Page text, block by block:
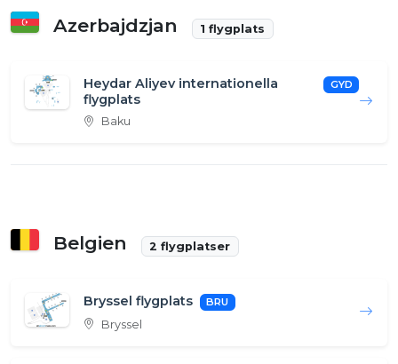
Azerbajdzjan 1 flygplats
Heydar Aliyev internationella
flygplats
GYD
Baku
Belgien 2 flygplatser
Bryssel flygplats BRU
Bryssel